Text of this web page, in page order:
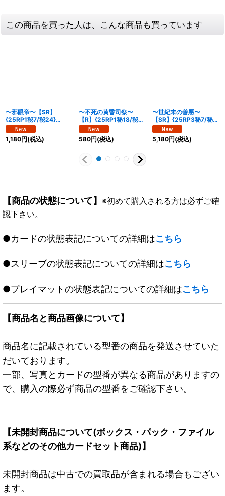
この商品を買った人は、こんな商品も買っています
〜邪眼帝〜【SR】
{25RP1秘7/秘24}
《多》
1,180円(税込)
〜不死の黄昏司祭〜
【R】{25RP1秘18/秘
24}《多》
580円(税込)
〜世紀末の善悪〜
【SR】{25RP3秘7/秘
24}《多》
5,180円(税込)
【商品の状態について】 ※初めて購入される方は必ずご確
認下さい。
●カードの状態表記についての詳細はこちら
●スリーブの状態表記についての詳細はこちら
●プレイマットの状態表記についての詳細はこちら
【商品名と商品画像について】
商品名に記載されている型番の商品を発送させていた
だいております。
一部、写真とカードの型番が異なる商品がありますの
で、購入の際必ず商品の型番をご確認下さい。
【未開封商品について(ボックス・パック・ファイル
系などのその他カードセット商品)】
未開封商品は中古での買取品が含まれる場合もござい
ます。